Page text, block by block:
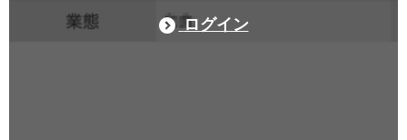
ログイン